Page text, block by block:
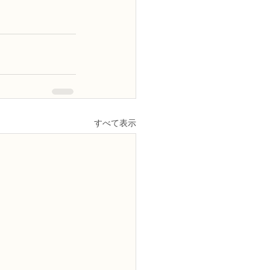
すべて表示